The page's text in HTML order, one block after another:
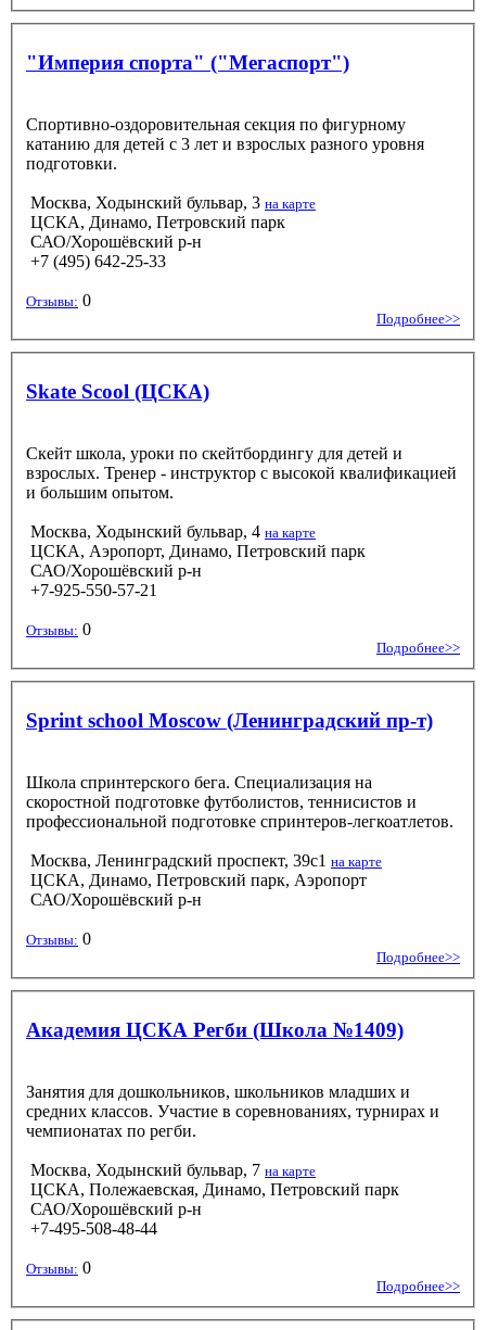
"Империя спорта" ("Мегаспорт")
Спортивно-оздоровительная секция по фигурному
катанию для детей с 3 лет и взрослых разного уровня
подготовки.
Москва, Ходынский бульвар, 3 на карте
ЦСКА, Динамо, Петровский парк
САО/Хорошёвский р-н
+7 (495) 642-25-33
Отзывы: 0
Подробнее>>
Skate Scool (ЦСКА)
Скейт школа, уроки по скейтбордингу для детей и
взрослых. Тренер - инструктор с высокой квалификацией
и большим опытом.
Москва, Ходынский бульвар, 4 на карте
ЦСКА, Аэропорт, Динамо, Петровский парк
САО/Хорошёвский р-н
+7-925-550-57-21
Отзывы: 0
Подробнее>>
Sprint school Moscow (Ленинградский пр-т)
Школа спринтерского бега. Специализация на
скоростной подготовке футболистов, теннисистов и
профессиональной подготовке спринтеров-легкоатлетов.
Москва, Ленинградский проспект, 39с1 на карте
ЦСКА, Динамо, Петровский парк, Аэропорт
САО/Хорошёвский р-н
Отзывы: 0
Подробнее>>
Академия ЦСКА Регби (Школа №1409)
Занятия для дошкольников, школьников младших и
средних классов. Участие в соревнованиях, турнирах и
чемпионатах по регби.
Москва, Ходынский бульвар, 7 на карте
ЦСКА, Полежаевская, Динамо, Петровский парк
САО/Хорошёвский р-н
+7-495-508-48-44
Отзывы: 0
Подробнее>>